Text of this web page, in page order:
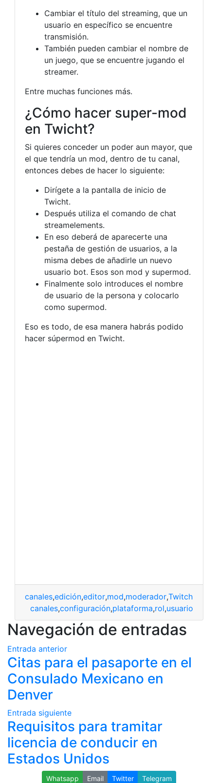
Cambiar el título del streaming, que un
usuario en específico se encuentre
transmisión.
También pueden cambiar el nombre de
un juego, que se encuentre jugando el
streamer.
Entre muchas funciones más.
¿Cómo hacer super-mod
en Twicht?
Si quieres conceder un poder aun mayor, que
el que tendría un mod, dentro de tu canal,
entonces debes de hacer lo siguiente:
Dirígete a la pantalla de inicio de
Twicht.
Después utiliza el comando de chat
streamelements.
En eso deberá de aparecerte una
pestaña de gestión de usuarios, a la
misma debes de añadirle un nuevo
usuario bot. Esos son mod y supermod.
Finalmente solo introduces el nombre
de usuario de la persona y colocarlo
como supermod.
Eso es todo, de esa manera habrás podido
hacer súpermod en Twicht.
canales,edición,editor,mod,moderador,Twitch
canales,configuración,plataforma,rol,usuario
Navegación de entradas
Entrada anterior
Citas para el pasaporte en el
Consulado Mexicano en
Denver
Entrada siguiente
Requisitos para tramitar
licencia de conducir en
Estados Unidos
Whatsapp Email Twitter Telegram